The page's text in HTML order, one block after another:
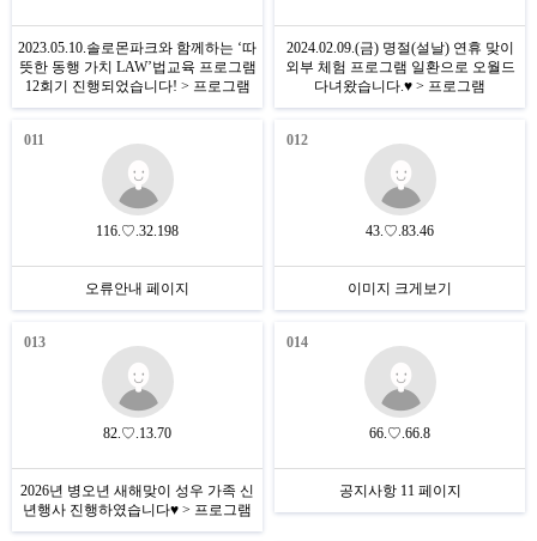
2023.05.10.솔로몬파크와 함께하는 ‘따
뜻한 동행 가치 LAW’법교육 프로그램
12회기 진행되었습니다! > 프로그램
2024.02.09.(금) 명절(설날) 연휴 맞이
외부 체험 프로그램 일환으로 오월드
다녀왔습니다.♥ > 프로그램
011
116.♡.32.198
오류안내 페이지
012
43.♡.83.46
이미지 크게보기
013
82.♡.13.70
2026년 병오년 새해맞이 성우 가족 신
년행사 진행하였습니다♥ > 프로그램
014
66.♡.66.8
공지사항 11 페이지